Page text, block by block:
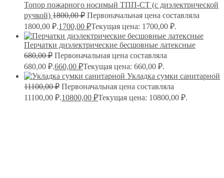
Топор пожарного носимый ТПП-СТ (с диэлектрической
ручкой) 1800,00₽ Первоначальная цена составляла
1800,00 ₽.1700,00 ₽Текущая цена: 1700,00 ₽.
Перчатки диэлектрические бесшовные латексные
680,00₽ Первоначальная цена составляла
680,00 ₽.660,00 ₽Текущая цена: 660,00 ₽.
Укладка сумки санитарной
11100,00₽ Первоначальная цена составляла
11100,00 ₽.10800,00 ₽Текущая цена: 10800,00 ₽.